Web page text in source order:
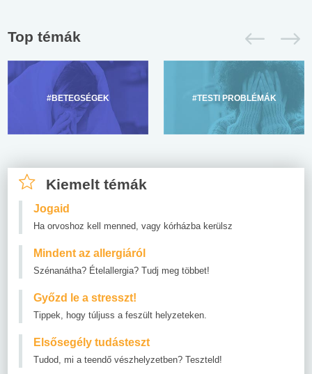
Top témák
#BETEGSÉGEK #TESTI PROBLÉMÁK
Kiemelt témák
Jogaid
Ha orvoshoz kell menned, vagy kórházba kerülsz
Mindent az allergiáról
Szénanátha? Ételallergia? Tudj meg többet!
Győzd le a stresszt!
Tippek, hogy túljuss a feszült helyzeteken.
Elsősegély tudásteszt
Tudod, mi a teendő vészhelyzetben? Teszteld!